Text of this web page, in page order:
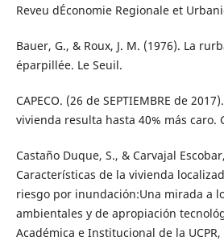
Reveu dÉconomie Regionale et
Bauer, G., & Roux, J. M. (1976). La
éparpillée. Le Seuil.
CAPECO. (26 de SEPTIEMBRE de
vivienda resulta hasta 40% más caro.
Castaño Duque, S., & Carvajal
Características de la vivienda
riesgo por inundación:Una mirada a
ambientales y de apropiación
Académica e Institucional de la UCPR,